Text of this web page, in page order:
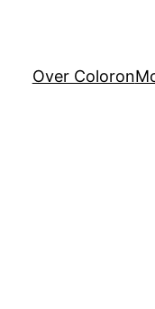
Over Coloron